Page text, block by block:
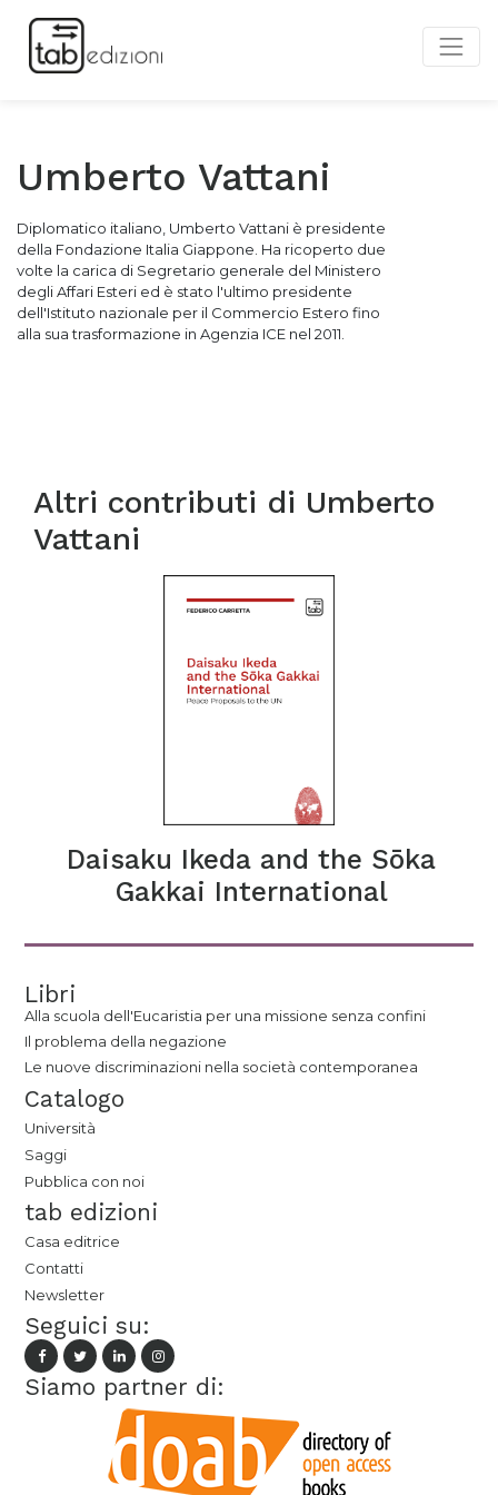
Umberto Vattani
Diplomatico italiano, Umberto Vattani è presidente
della Fondazione Italia Giappone. Ha ricoperto due
volte la carica di Segretario generale del Ministero
degli Affari Esteri ed è stato l'ultimo presidente
dell'Istituto nazionale per il Commercio Estero fino
alla sua trasformazione in Agenzia ICE nel 2011.
Altri contributi di Umberto
Vattani
Daisaku Ikeda and the Sōka
Gakkai International
Libri
Alla scuola dell'Eucaristia per una missione senza confini
Il problema della negazione
Le nuove discriminazioni nella società contemporanea
Catalogo
Università
Saggi
Pubblica con noi
tab edizioni
Casa editrice
Contatti
Newsletter
Seguici su:
Siamo partner di: